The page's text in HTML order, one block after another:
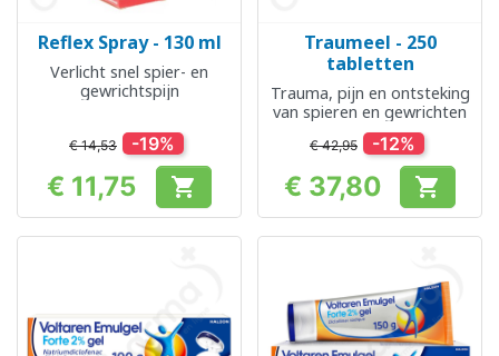
Reflex Spray - 130 ml
Verlicht snel spier- en
gewrichtspijn
€ 14,53 -19%
Prijs
€ 11,75 
Traumeel - 250
tabletten
Trauma, pijn en ontsteking
van spieren en gewrichten
€ 42,95 -12%
Prijs
€ 37,80 